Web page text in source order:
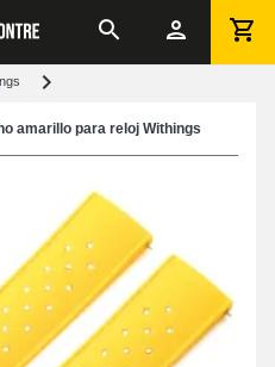
amarillo para reloj Withings